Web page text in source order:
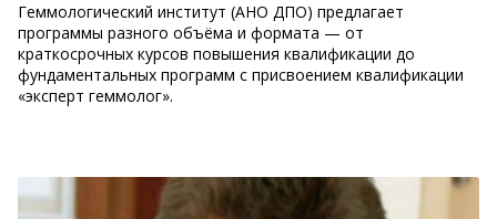
Геммологический институт (АНО ДПО) предлагает
программы разного объёма и формата — от
краткосрочных курсов повышения квалификации до
фундаментальных программ с присвоением квалификации
«эксперт геммолог».